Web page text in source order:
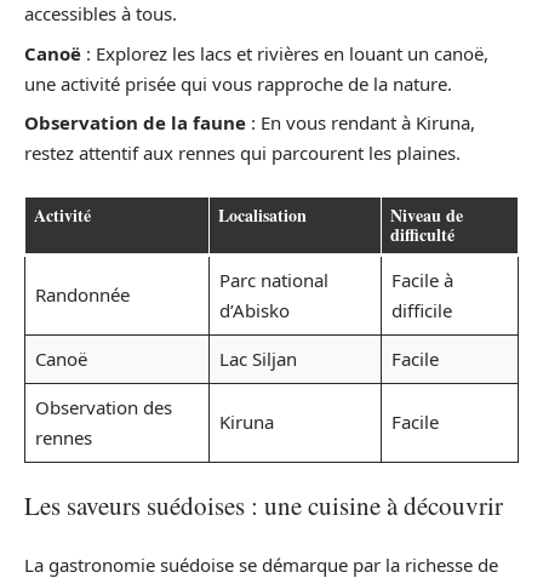
accessibles à tous.
Canoë : Explorez les lacs et rivières en louant un canoë,
une activité prisée qui vous rapproche de la nature.
Observation de la faune : En vous rendant à Kiruna,
restez attentif aux rennes qui parcourent les plaines.
Activité Localisation Niveau de
difficulté
Randonnée
Parc national
d’Abisko
Facile à
difficile
Canoë
Lac Siljan
Facile
Observation des
rennes
Kiruna Facile
Les saveurs suédoises : une cuisine à découvrir
La gastronomie suédoise se démarque par la richesse de